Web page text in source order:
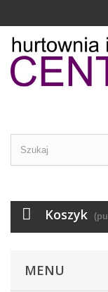
Koszyk
MENU